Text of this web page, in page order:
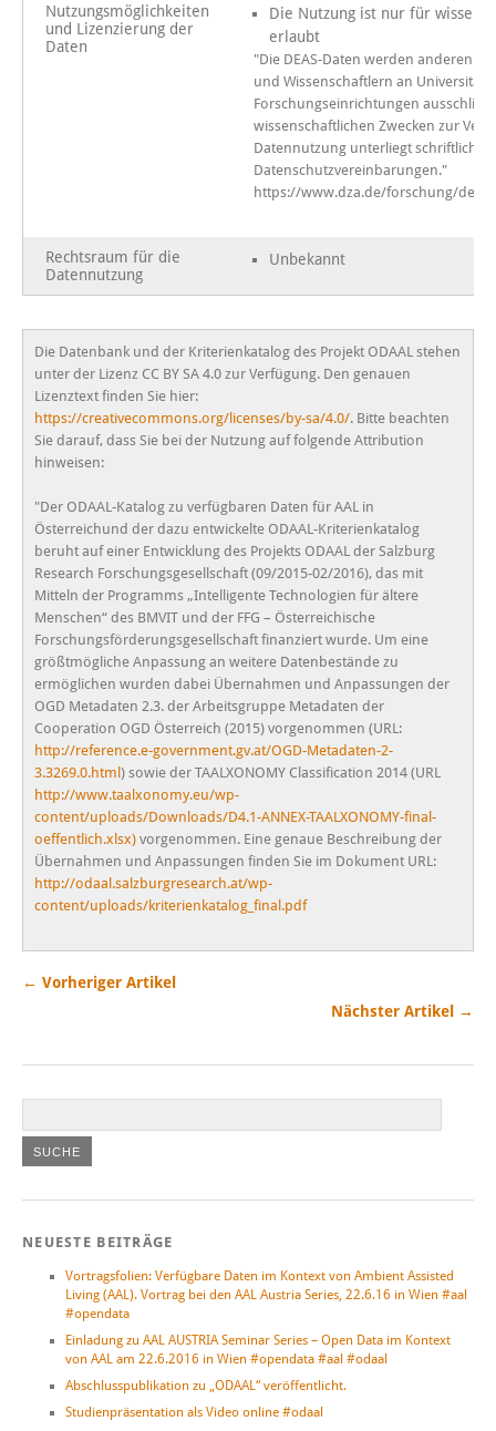
Nutzungsmöglichkeiten
und Lizenzierung der
Daten
Die Nutzung ist nur für
erlaubt
"Die DEAS-Daten werden anderen
und Wissenschaftlern an
Forschungseinrichtungen
wissenschaftlichen Zwecken zur
Datennutzung unterliegt schriftlichen
Datenschutzvereinbarungen."
https://www.dza.de/forschung/
Rechtsraum für die
Datennutzung
Unbekannt
Die Datenbank und der Kriterienkatalog des Projekt ODAAL stehen
unter der Lizenz CC BY SA 4.0 zur Verfügung. Den genauen
Lizenztext finden Sie hier:
https://creativecommons.org/licenses/by-sa/4.0/. Bitte beachten
Sie darauf, dass Sie bei der Nutzung auf folgende Attribution
hinweisen:
"Der ODAAL-Katalog zu verfügbaren Daten für AAL in
Österreichund der dazu entwickelte ODAAL-Kriterienkatalog
beruht auf einer Entwicklung des Projekts ODAAL der Salzburg
Research Forschungsgesellschaft (09/2015-02/2016), das mit
Mitteln der Programms „Intelligente Technologien für ältere
Menschen“ des BMVIT und der FFG – Österreichische
Forschungsförderungsgesellschaft finanziert wurde. Um eine
größtmögliche Anpassung an weitere Datenbestände zu
ermöglichen wurden dabei Übernahmen und Anpassungen der
OGD Metadaten 2.3. der Arbeitsgruppe Metadaten der
Cooperation OGD Österreich (2015) vorgenommen (URL:
http://reference.e-government.gv.at/OGD-Metadaten-2-
3.3269.0.html) sowie der TAALXONOMY Classification 2014 (URL
http://www.taalxonomy.eu/wp-
content/uploads/Downloads/D4.1-ANNEX-TAALXONOMY-final-
oeffentlich.xlsx) vorgenommen. Eine genaue Beschreibung der
Übernahmen und Anpassungen finden Sie im Dokument URL:
http://odaal.salzburgresearch.at/wp-
content/uploads/kriterienkatalog_final.pdf
← Vorheriger Artikel
Nächster Artikel →
NEUESTE BEITRÄGE
Vortragsfolien: Verfügbare Daten im Kontext von Ambient Assisted
Living (AAL). Vortrag bei den AAL Austria Series, 22.6.16 in Wien #aal
#opendata
Einladung zu AAL AUSTRIA Seminar Series – Open Data im Kontext
von AAL am 22.6.2016 in Wien #opendata #aal #odaal
Abschlusspublikation zu „ODAAL“ veröffentlicht.
Studienpräsentation als Video online #odaal